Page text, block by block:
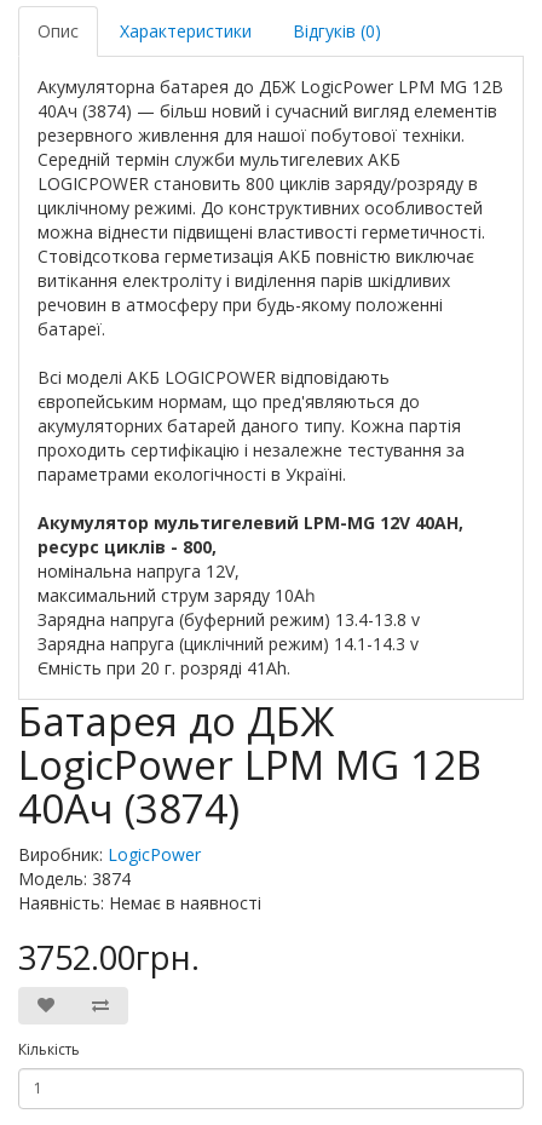
Опис Характеристики Відгуків (0)
Акумуляторна батарея до ДБЖ LogicPower LPM MG 12В
40Ач (3874) — більш новий і сучасний вигляд елементів
резервного живлення для нашої побутової техніки.
Середній термін служби мультигелевих АКБ
LOGICPOWER становить 800 циклів заряду/розряду в
циклічному режимі. До конструктивних особливостей
можна віднести підвищені властивості герметичності.
Стовідсоткова герметизація АКБ повністю виключає
витікання електроліту і виділення парів шкідливих
речовин в атмосферу при будь-якому положенні
батареї.
Всі моделі АКБ LOGICPOWER відповідають
європейським нормам, що пред'являються до
акумуляторних батарей даного типу. Кожна партія
проходить сертифікацію і незалежне тестування за
параметрами екологічності в Україні.
Акумулятор мультигелевий LPM-MG 12V 40AH,
ресурс циклів - 800,
номінальна напруга 12V,
максимальний струм заряду 10Аһ.
Зарядна напруга (буферний режим) 13.4-13.8 v
Зарядна напруга (циклічний режим) 14.1-14.3 v
Ємність при 20 г. розряді 41Ah.
Батарея до ДБЖ
LogicPower LPM MG 12В
40Ач (3874)
Виробник: LogicPower
Модель: 3874
Наявність: Немає в наявності
3752.00грн.
Кількість